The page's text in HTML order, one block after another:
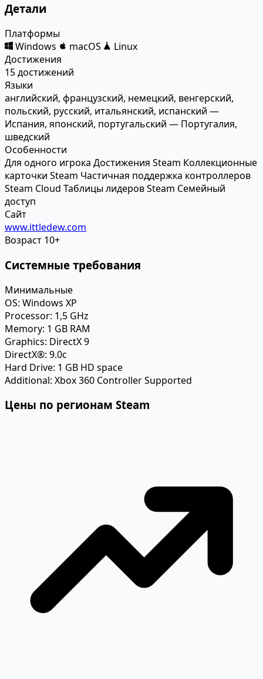
Детали
Платформы
Windows
macOS
Linux
Достижения
15 достижений
Языки
английский, французский, немецкий, венгерский,
польский, русский, итальянский, испанский —
Испания, японский, португальский — Португалия,
шведский
Особенности
Для одного игрока Достижения Steam Коллекционные
карточки Steam Частичная поддержка контроллеров
Steam Cloud Таблицы лидеров Steam Семейный
доступ
Сайт
www.ittledew.com
Возраст 10+
Системные требования
Минимальные
OS: Windows XP
Processor: 1,5 GHz
Memory: 1 GB RAM
Graphics: DirectX 9
DirectX®: 9.0c
Hard Drive: 1 GB HD space
Additional: Xbox 360 Controller Supported
Цены по регионам Steam